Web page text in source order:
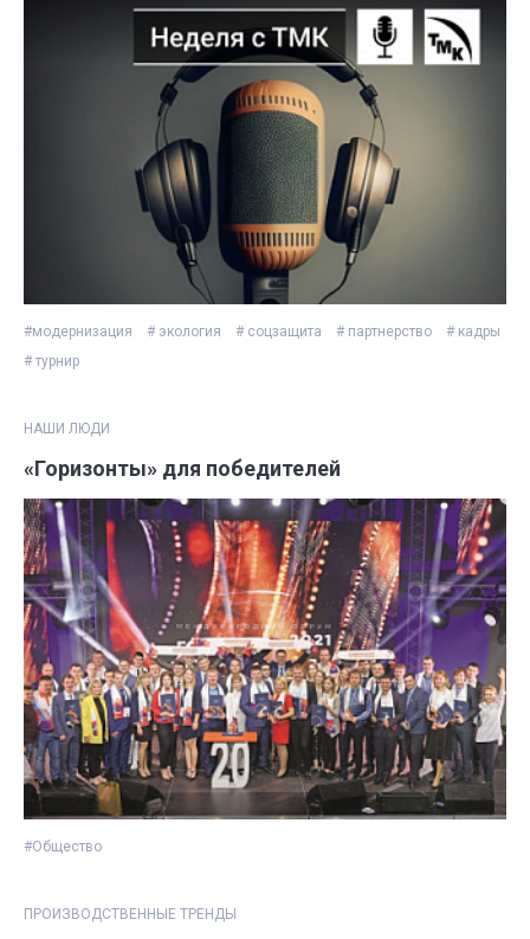
#модернизация # экология # соцзащита # партнерство
# кадры
# турнир
НАШИ ЛЮДИ
«Горизонты» для победителей
#Общество
ПРОИЗВОДСТВЕННЫЕ ТРЕНДЫ